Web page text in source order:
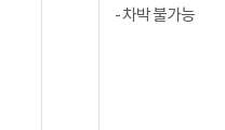
- 차박 불가능